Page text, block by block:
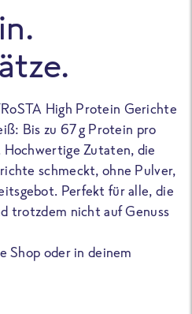
High Protein Gerichte
Bis zu 67 g Protein pro
Zutaten, die
schmeckt, ohne Pulver,
Perfekt für alle, die
trotzdem nicht auf Genuss
Shop oder in deinem